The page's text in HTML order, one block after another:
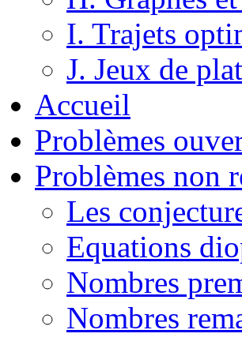
I. Trajets
J. Jeux de
Accueil
Problèmes
Problèmes non
Les
Equations
Nombres
Nombres